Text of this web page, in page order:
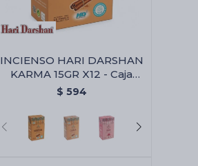
INCIENSO HARI DARSHAN
KARMA 15GR X12 - Caja
Surtida
$ 594